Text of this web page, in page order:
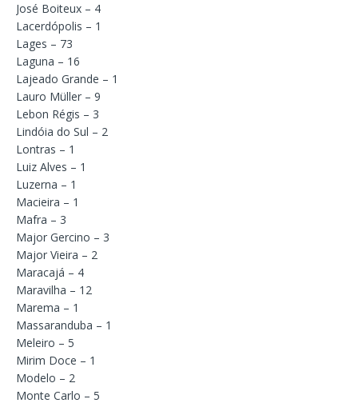
José Boiteux – 4
Lacerdópolis – 1
Lages – 73
Laguna – 16
Lajeado Grande – 1
Lauro Müller – 9
Lebon Régis – 3
Lindóia do Sul – 2
Lontras – 1
Luiz Alves – 1
Luzerna – 1
Macieira – 1
Mafra – 3
Major Gercino – 3
Major Vieira – 2
Maracajá – 4
Maravilha – 12
Marema – 1
Massaranduba – 1
Meleiro – 5
Mirim Doce – 1
Modelo – 2
Monte Carlo – 5